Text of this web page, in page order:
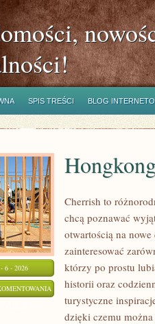
SPIS TREŚCI BLOG
6 - 2026
HONGKONG
Cherrish to
chcą poznawać
otwartością na
zainteresować
którzy po prostu
historii oraz
turystyczne
dzięki czemu